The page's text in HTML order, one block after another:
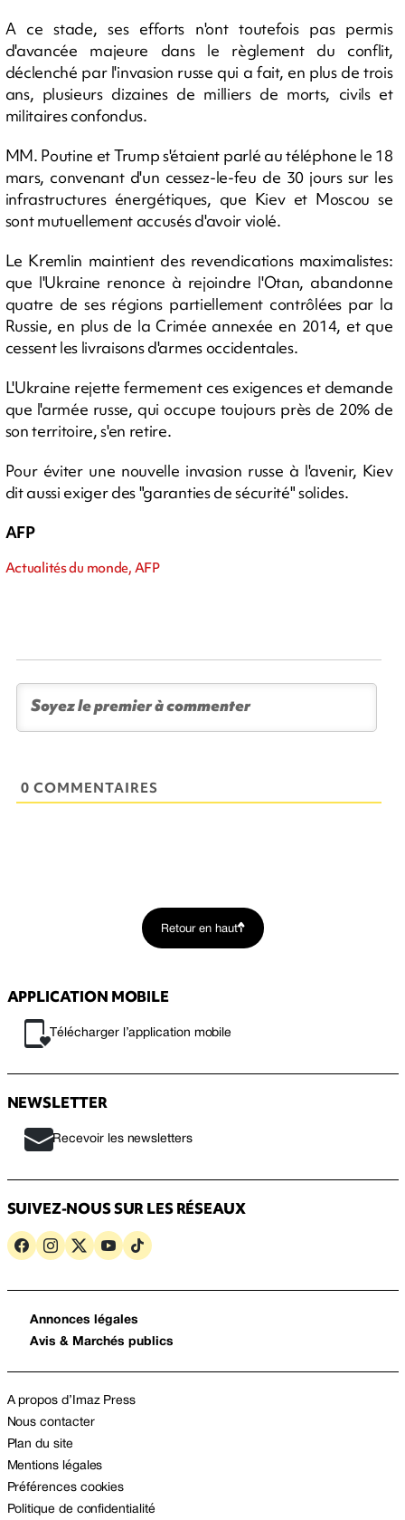
A ce stade, ses efforts n'ont toutefois pas permis
d'avancée majeure dans le règlement du conflit,
déclenché par l'invasion russe qui a fait, en plus de trois
ans, plusieurs dizaines de milliers de morts, civils et
militaires confondus.
MM. Poutine et Trump s'étaient parlé au téléphone le 18
mars, convenant d'un cessez-le-feu de 30 jours sur les
infrastructures énergétiques, que Kiev et Moscou se
sont mutuellement accusés d'avoir violé.
Le Kremlin maintient des revendications maximalistes:
que l'Ukraine renonce à rejoindre l'Otan, abandonne
quatre de ses régions partiellement contrôlées par la
Russie, en plus de la Crimée annexée en 2014, et que
cessent les livraisons d'armes occidentales.
L'Ukraine rejette fermement ces exigences et demande
que l'armée russe, qui occupe toujours près de 20% de
son territoire, s'en retire.
Pour éviter une nouvelle invasion russe à l'avenir, Kiev
dit aussi exiger des "garanties de sécurité" solides.
AFP
Actualités du monde, AFP
0 COMMENTAIRES
Retour en haut
APPLICATION MOBILE
Télécharger l’application mobile
NEWSLETTER
Recevoir les newsletters
SUIVEZ-NOUS SUR LES RÉSEAUX
Annonces légales
Avis & Marchés publics
A propos d’Imaz Press
Nous contacter
Plan du site
Mentions légales
Préférences cookies
Politique de confidentialité